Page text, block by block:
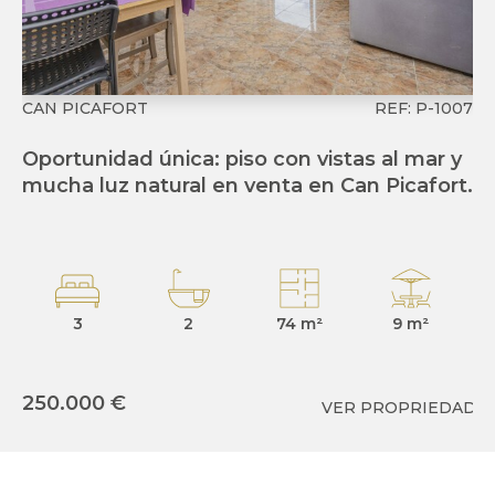
Oportunidad única: piso con vistas al mar y
mucha luz natural en venta en Can Picafort.
3 2 74 m² 9 m²
250.000 €
CAN PICAFORT REF: P-1007
VER PROPRIEDAD